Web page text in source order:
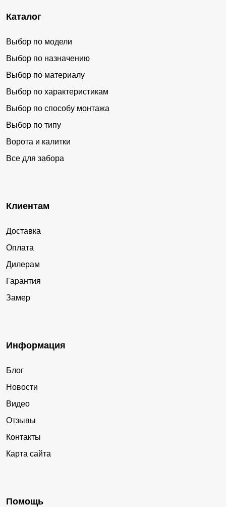
Каталог
Выбор по модели
Выбор по назначению
Выбор по материалу
Выбор по характеристикам
Выбор по способу монтажа
Выбор по типу
Ворота и калитки
Все для забора
Клиентам
Доставка
Оплата
Дилерам
Гарантия
Замер
Информация
Блог
Новости
Видео
Отзывы
Контакты
Карта сайта
Помощь